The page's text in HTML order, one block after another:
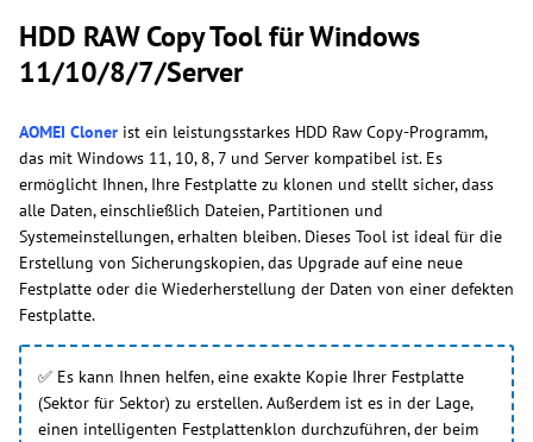
HDD RAW Copy Tool für Windows
11/10/8/7/Server
AOMEI Cloner ist ein leistungsstarkes HDD Raw Copy-Programm,
das mit Windows 11, 10, 8, 7 und Server kompatibel ist. Es
ermöglicht Ihnen, Ihre Festplatte zu klonen und stellt sicher, dass
alle Daten, einschließlich Dateien, Partitionen und
Systemeinstellungen, erhalten bleiben. Dieses Tool ist ideal für die
Erstellung von Sicherungskopien, das Upgrade auf eine neue
Festplatte oder die Wiederherstellung der Daten von einer defekten
Festplatte.
✅ Es kann Ihnen helfen, eine exakte Kopie Ihrer Festplatte
(Sektor für Sektor) zu erstellen. Außerdem ist es in der Lage,
einen intelligenten Festplattenklon durchzuführen, der beim